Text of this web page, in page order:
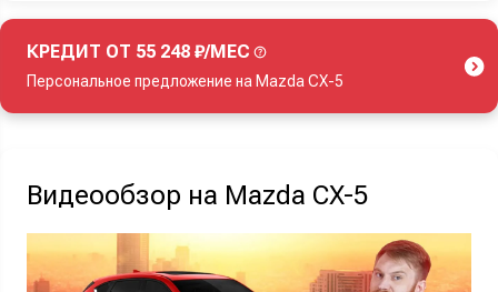
КРЕДИТ ОТ 55 248 ₽/МЕС
Персональное предложение на Mazda CX-5
Видеообзор на Mazda CX-5